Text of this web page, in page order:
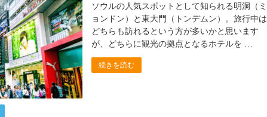
ソウルの人気スポットとして知られる明洞（ミ
ョンドン）と東大門（トンデムン）。旅行中は
どちらも訪れるという方が多いかと思います
が、どちらに観光の拠点となるホテルを …
続きを読む